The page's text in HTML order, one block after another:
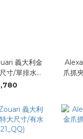
義大利金
寸/單排水晶
爪抓